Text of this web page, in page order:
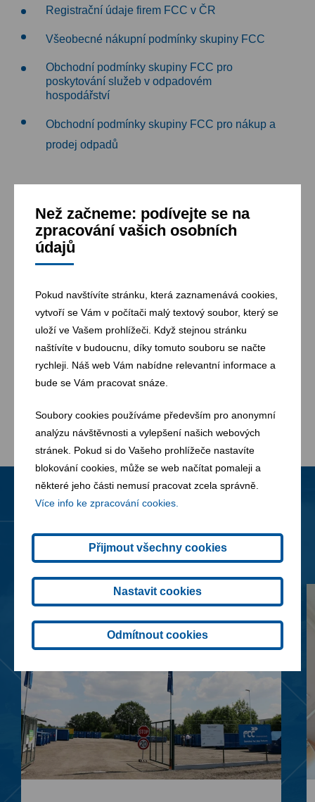
Než začneme: podívejte se na
zpracování vašich osobních
údajů
Pokud navštívíte stránku, která zaznamenává cookies,
vytvoří se Vám v počítači malý textový soubor, který se
uloží ve Vašem prohlížeči. Když stejnou stránku
naštívíte v budoucnu, díky tomuto souboru se načte
rychleji. Náš web Vám nabídne relevantní informace a
bude se Vám pracovat snáze.
Soubory cookies používáme především pro anonymní
analýzu návštěvnosti a vylepšení našich webových
stránek. Pokud si do Vašeho prohlížeče nastavíte
blokování cookies, může se web načítat pomaleji a
některé jeho části nemusí pracovat zcela správně.
Více info ke zpracování cookies.
Přijmout všechny cookies
Nastavit cookies
Odmítnout cookies
Registrační údaje firem FCC v ČR
Všeobecné nákupní podmínky skupiny FCC
Obchodní podmínky skupiny FCC pro
poskytování služeb v odpadovém
hospodářství
Obchodní podmínky skupiny FCC pro nákup a
prodej odpadů